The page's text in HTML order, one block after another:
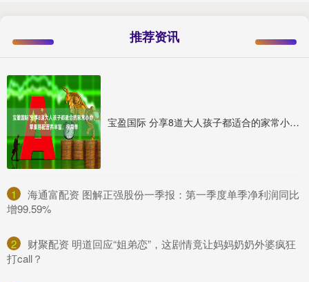
推荐资讯
宝盈国际 分享8道大人孩子都适合的家常小炒，荤素搭配营养丰富，很简单
1
​海通富配资 图解正强股份一季报：第一季度单季净利润同比
增99.59%
2
​财聚配资 明道回应“姐弟恋”，这剧情竟让妈妈奶奶外婆疯狂
打call？